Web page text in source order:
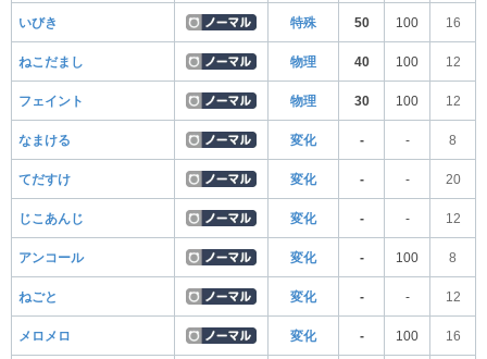
いびき 特殊 50 100 16
ねこだまし 物理 40 100 12
フェイント 物理 30 100 12
なまける 変化 - - 8
てだすけ 変化 - - 20
じこあんじ 変化 - - 12
アンコール 変化 - 100 8
ねごと 変化 - - 12
メロメロ 変化 - 100 16